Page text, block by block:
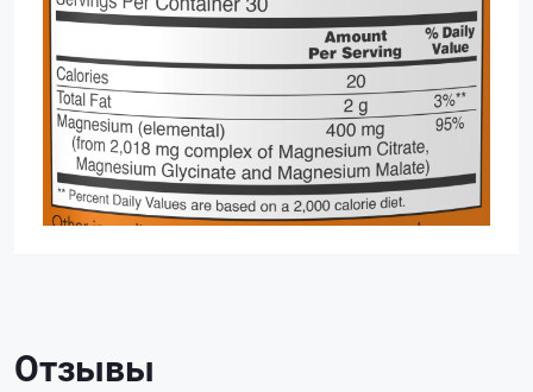
Отзывы